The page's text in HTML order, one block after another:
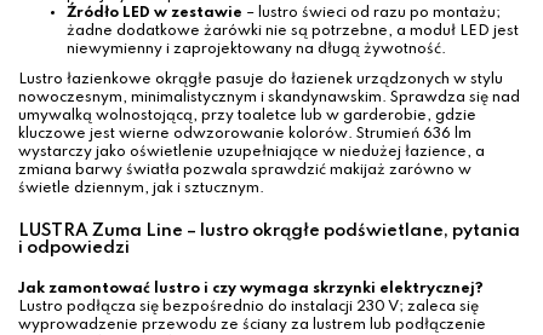
Źródło LED w zestawie – lustro świeci od razu po montażu;
żadne dodatkowe żarówki nie są potrzebne, a moduł LED jest
niewymienny i zaprojektowany na długą żywotność.
Lustro łazienkowe okrągłe pasuje do łazienek urządzonych w stylu
nowoczesnym, minimalistycznym i skandynawskim. Sprawdza się nad
umywalką wolnostojącą, przy toaletce lub w garderobie, gdzie
kluczowe jest wierne odwzorowanie kolorów. Strumień 636 lm
wystarczy jako oświetlenie uzupełniające w niedużej łazience, a
zmiana barwy światła pozwala sprawdzić makijaż zarówno w
świetle dziennym, jak i sztucznym.
LUSTRA Zuma Line – lustro okrągłe podświetlane, pytania
i odpowiedzi
Jak zamontować lustro i czy wymaga skrzynki elektrycznej?
Lustro podłącza się bezpośrednio do instalacji 230 V; zaleca się
wyprowadzenie przewodu ze ściany za lustrem lub podłączenie